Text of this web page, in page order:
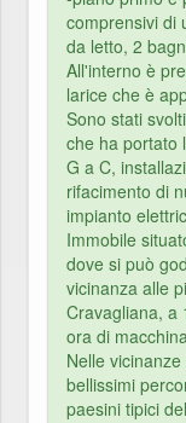
comprensivi di
da letto, 2
All'interno è
larice che è
Sono stati
che ha portato
G a C,
rifacimento di
impianto
Immobile
dove si può
vicinanza alle
Cravagliana, a
ora di
Nelle
bellissimi
paesini tipici